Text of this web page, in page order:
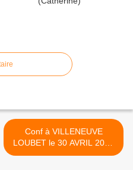
Conf à VILLENEUVE
LOUBET le 30 AVRIL 2016
(Catherine) >